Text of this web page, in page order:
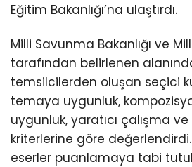
Eğitim Bakanlığı’na ulaştırdı.
Milli Savunma Bakanlığı ve
tarafından belirlenen
temsilcilerden oluşan seçici
temaya uygunluk,
uygunluk, yaratıcı çalışma
kriterlerine göre
eserler puanlamaya tabi